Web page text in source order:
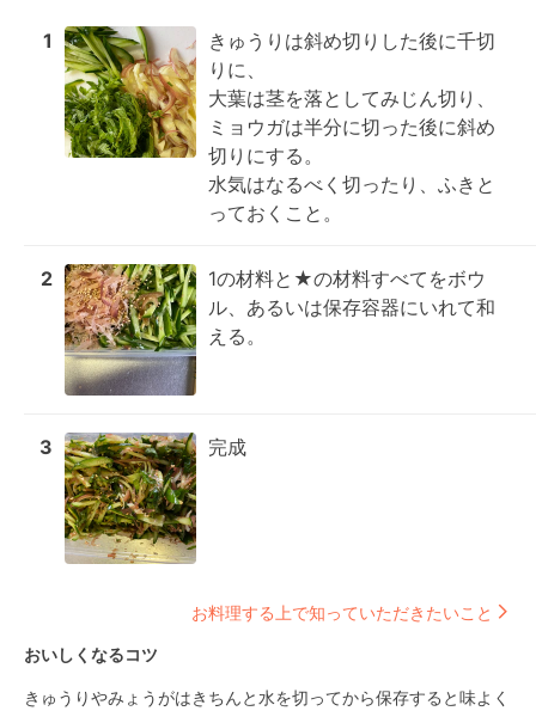
1
きゅうりは斜め切りした後に千切
りに、
大葉は茎を落としてみじん切り、
ミョウガは半分に切った後に斜め
切りにする。
水気はなるべく切ったり、ふきと
っておくこと。
2
1の材料と★の材料すべてをボウ
ル、あるいは保存容器にいれて和
える。
3 完成
お料理する上で知っていただきたいこと
おいしくなるコツ
きゅうりやみょうがはきちんと水を切ってから保存すると味よく